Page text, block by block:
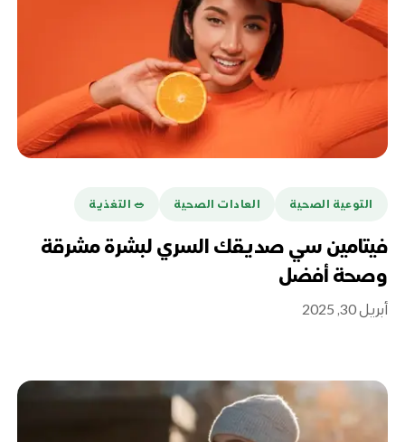
التوعية الصحية العادات الصحية 🥗 التغذية
فيتامين سي صديقك السري لبشرة مشرقة
وصحة أفضل
أبريل 30, 2025